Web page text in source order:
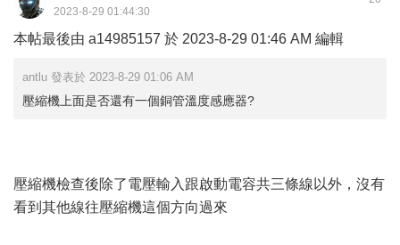
2023-8-29 01:44:30
本帖最後由 a14985157 於 2023-8-29 01:46 AM 編輯
antlu 發表於 2023-8-29 01:06 AM
壓縮機上面是否還有一個銅管溫度感應器?
壓縮機檢查後除了電壓輸入跟啟動電容共三條線以外，沒有
看到其他線往壓縮機這個方向過來